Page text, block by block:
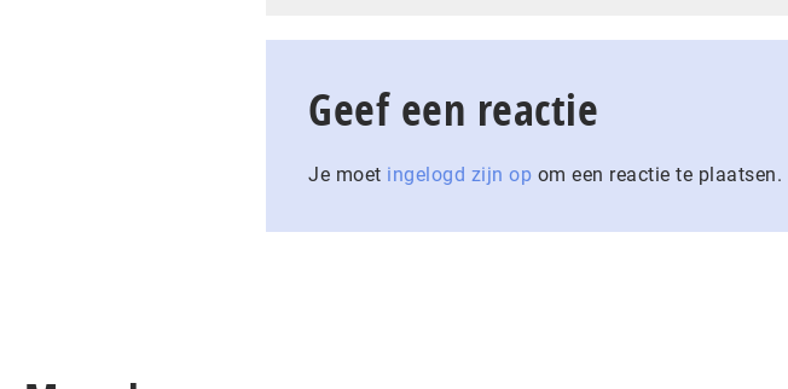
Geef een reactie
Je moet ingelogd zijn op om een reactie te plaatsen.